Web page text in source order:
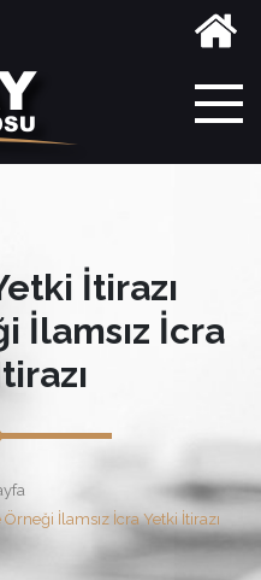
İtirazı
İlamsız İcra
İlamsız İcra Yetki İtirazı